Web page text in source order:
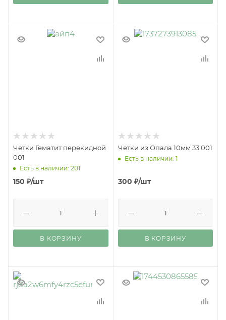
Четки Гематит перекидной
001
Есть в наличии: 201
150 ₽/шт
В КОРЗИНУ
Четки из Опала 10мм 33 001
Есть в наличии: 1
300 ₽/шт
В КОРЗИНУ